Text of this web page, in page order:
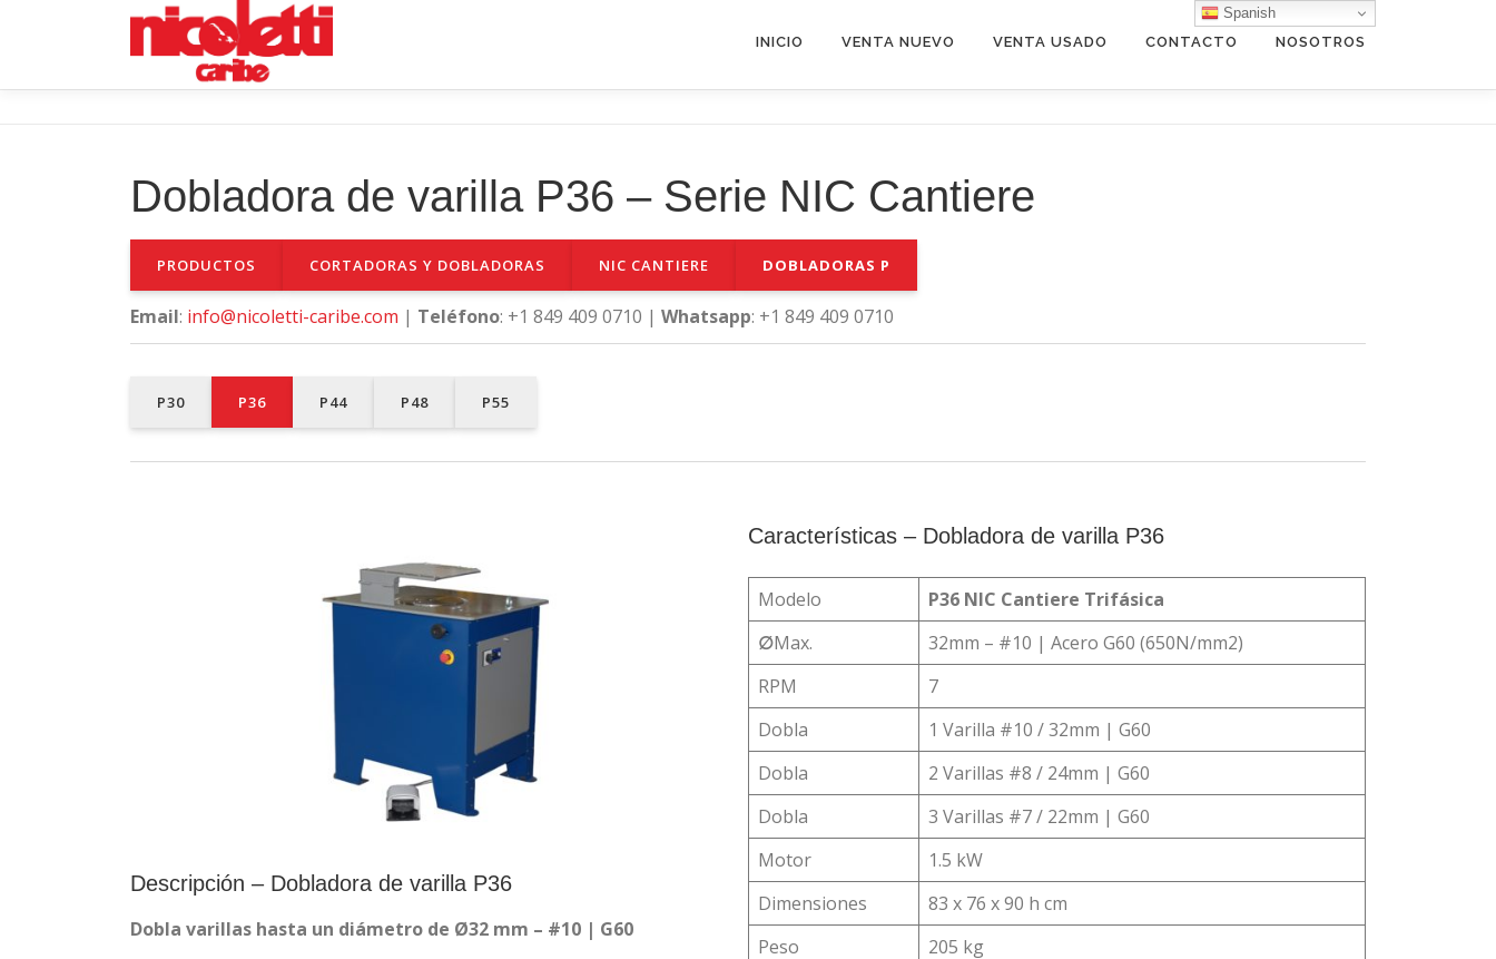
INICIO VENTA NUEVO VENTA USADO CONTACTO NOSOTROS
Dobladora de varilla P36 – Serie NIC Cantiere
PRODUCTOS CORTADORAS Y DOBLADORAS NIC CANTIERE DOBLADORAS P
Email: info@nicoletti-caribe.com | Teléfono: +1 849 409 0710 | Whatsapp: +1 849 409 0710
P30 P36 P44 P48 P55
Descripción – Dobladora de varilla P36
Dobla varillas hasta un diámetro de Ø32 mm – #10 | G60
Características – Dobladora de varilla P36
Modelo
P36 NIC Cantiere Trifásica
∅Max.
32mm – #10 | Acero G60 (650N/mm2)
RPM
7
Dobla
1 Varilla #10 / 32mm | G60
Dobla
2 Varillas #8 / 24mm | G60
Dobla
3 Varillas #7 / 22mm | G60
Motor
1.5 kW
Dimensiones
83 x 76 x 90 h cm
Peso
205 kg
Spanish